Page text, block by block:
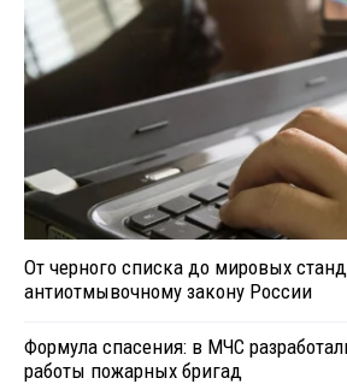
От черного списка до мировых
антиотмывочному закону России
Формула спасения: в МЧС
работы пожарных бригад